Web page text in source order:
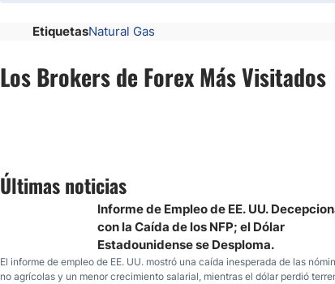
EtiquetasNatural Gas
Los Brokers de Forex Más Visitados
Últimas noticias
Informe de Empleo de EE. UU.
con la Caída de los NFP; el Dólar
Estadounidense se Desploma.
El informe de empleo de EE. UU. mostró una caída inesperada de las
no agrícolas y un menor crecimiento salarial, mientras el dólar perdió